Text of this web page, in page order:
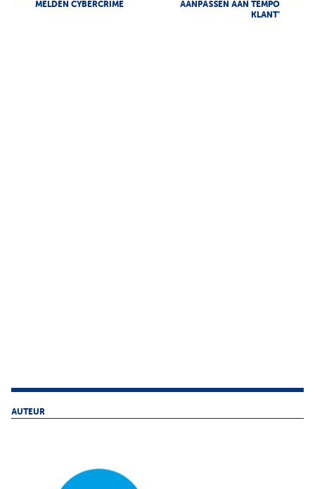
MELDEN CYBERCRIME
AANPASSEN AAN TEMPO
KLANT’
AUTEUR